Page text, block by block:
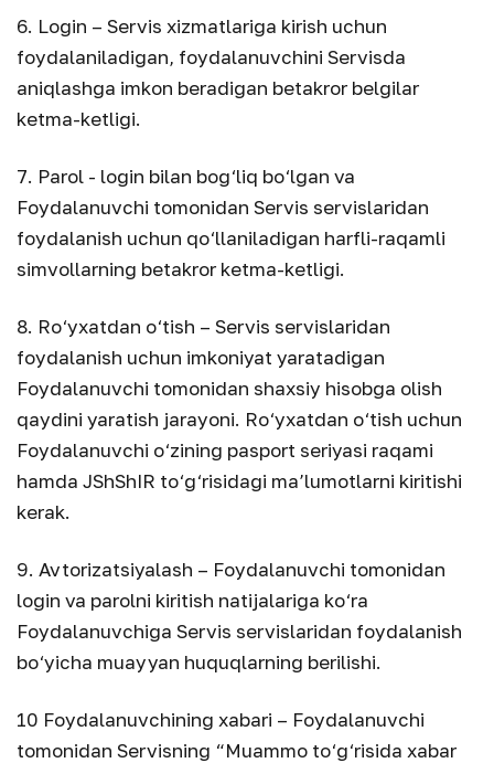
6. Login – Servis xizmatlariga kirish uchun
foydalaniladigan, foydalanuvchini Servisda
aniqlashga imkon beradigan betakror belgilar
ketma-ketligi.
7. Parol - login bilan bog‘liq bo‘lgan va
Foydalanuvchi tomonidan Servis servislaridan
foydalanish uchun qo‘llaniladigan harfli-raqamli
simvollarning betakror ketma-ketligi.
8. Ro‘yxatdan o‘tish – Servis servislaridan
foydalanish uchun imkoniyat yaratadigan
Foydalanuvchi tomonidan shaxsiy hisobga olish
qaydini yaratish jarayoni. Ro‘yxatdan o‘tish uchun
Foydalanuvchi o‘zining pasport seriyasi raqami
hamda JShShIR to‘g‘risidagi ma’lumotlarni kiritishi
kerak.
9. Avtorizatsiyalash – Foydalanuvchi tomonidan
login va parolni kiritish natijalariga ko‘ra
Foydalanuvchiga Servis servislaridan foydalanish
bo‘yicha muayyan huquqlarning berilishi.
10 Foydalanuvchining xabari – Foydalanuvchi
tomonidan Servisning “Muammo to‘g‘risida xabar